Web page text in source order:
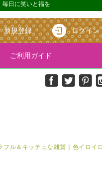
毎日に笑いと福を
新規登録 ログイン
ご利用ガイド
ル＆キッチュな雑貨｜色イロイ